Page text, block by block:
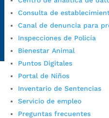
Consulta de
Canal de denuncia para
Inspecciones de Policía
Bienestar Animal
Puntos Digitales
Portal de Niños
Inventario de Sentencias
Servicio de empleo
Preguntas frecuentes
https://
Emergencia:https://
Radique aquí su queja
https://
1/secretarias/oficina-de-
Alcaldía de Bucaramanga